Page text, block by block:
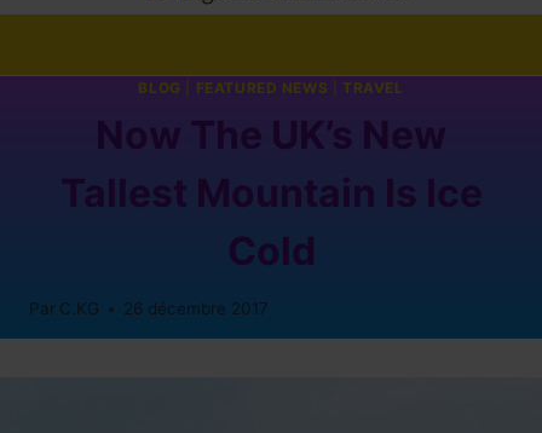
BLOG FEATURED NEWS |TRAVEL
Tallest Mountain Is Ice
Cold
Par C.KG 26 décembre 2017